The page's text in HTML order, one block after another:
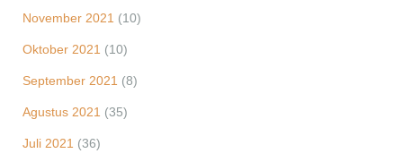
November 2021 (10)
Oktober 2021 (10)
September 2021 (8)
Agustus 2021 (35)
Juli 2021 (36)